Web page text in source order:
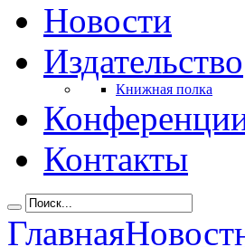
Новости
Издательство
Книжная полка
Контакты
Главная